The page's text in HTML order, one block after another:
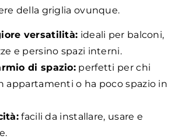
della griglia ovunque.
versatilità: ideali per balconi,
e persino spazi interni.
di spazio: perfetti per chi
appartamenti o ha poco spazio in
facili da installare, usare e